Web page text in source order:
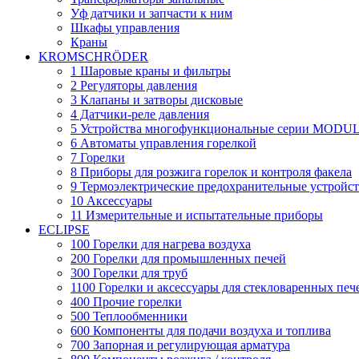
Уф датчики и запчасти к ним
Шкафы управления
Краны
KROMSCHRÖDER
1 Шаровые краны и фильтры
2 Регуляторы давления
3 Клапаны и затворы дисковые
4 Датчики-реле давления
5 Устройства многофункциональные серии
6 Автоматы управления горелкой
7 Горелки
8 Приборы для розжига горелок и контроля факела
9 Термоэлектрические предохранительные
10 Аксессуары
11 Измерительные и испытательные приборы
ECLIPSE
100 Горелки для нагрева воздуха
200 Горелки для промышленных печей
300 Горелки для труб
1100 Горелки и аксессуары для стекловаренных
400 Прочие горелки
500 Теплообменники
600 Компоненты для подачи воздуха и топлива
700 Запорная и регулирующая арматура